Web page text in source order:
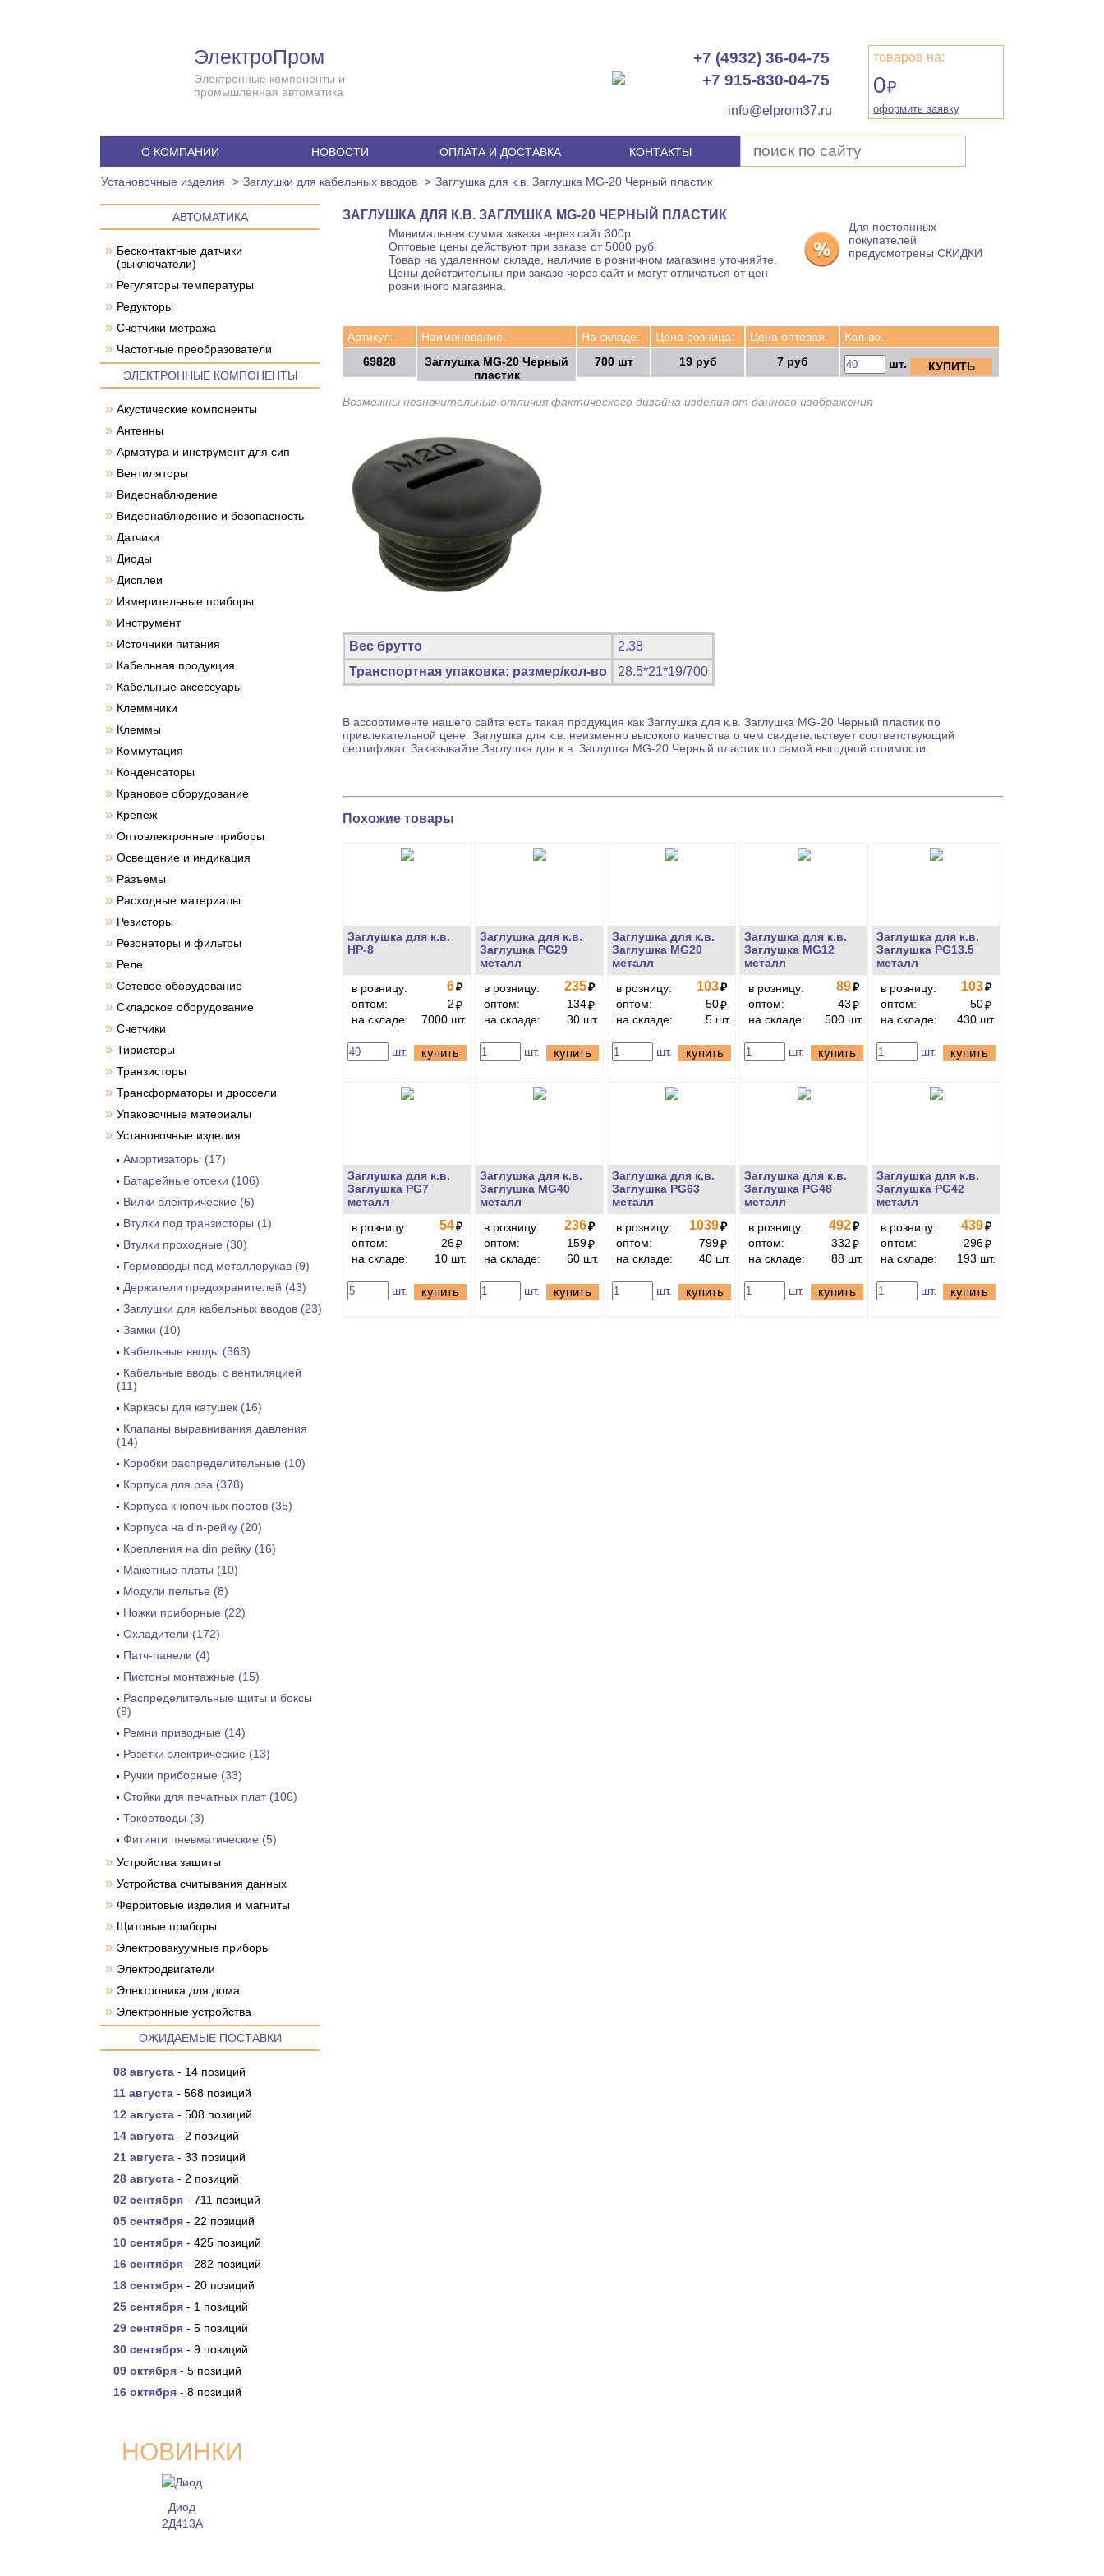
ЭлектроПром
Электронные компоненты и
промышленная автоматика
+7 (4932) 36-04-75
+7 915-830-04-75
info@elprom37.ru
товаров на:
0₽
оформить заявку
О КОМПАНИИ НОВОСТИ ОПЛАТА И ДОСТАВКА КОНТАКТЫ
Установочные изделия Заглушки для кабельных вводов Заглушка для к.в. Заглушка MG-20 Черный пластик
АВТОМАТИКА
» Бесконтактные датчики
(выключатели)
» Регуляторы температуры
» Редукторы
» Счетчики метража
» Частотные преобразователи
ЭЛЕКТРОННЫЕ КОМПОНЕНТЫ
» Акустические компоненты
» Антенны
» Арматура и инструмент для сип
» Вентиляторы
» Видеонаблюдение
» Видеонаблюдение и безопасность
» Датчики
» Диоды
» Дисплеи
» Измерительные приборы
» Инструмент
» Источники питания
» Кабельная продукция
» Кабельные аксессуары
» Клеммники
» Клеммы
» Коммутация
» Конденсаторы
» Крановое оборудование
» Крепеж
» Оптоэлектронные приборы
» Освещение и индикация
» Разъемы
» Расходные материалы
» Резисторы
» Резонаторы и фильтры
» Реле
» Сетевое оборудование
» Складское оборудование
» Счетчики
» Тиристоры
» Транзисторы
» Трансформаторы и дроссели
» Упаковочные материалы
» Установочные изделия
Амортизаторы (17)
Батарейные отсеки (106)
Вилки электрические (6)
Втулки под транзисторы (1)
Втулки проходные (30)
Гермовводы под металлорукав (9)
Держатели предохранителей (43)
Заглушки для кабельных вводов (23)
Замки (10)
Кабельные вводы (363)
Кабельные вводы с вентиляцией
(11)
Каркасы для катушек (16)
Клапаны выравнивания давления
(14)
Коробки распределительные (10)
Корпуса для рэа (378)
Корпуса кнопочных постов (35)
Корпуса на din-рейку (20)
Крепления на din рейку (16)
Макетные платы (10)
Модули пельтье (8)
Ножки приборные (22)
Охладители (172)
Патч-панели (4)
Пистоны монтажные (15)
Распределительные щиты и боксы
(9)
Ремни приводные (14)
Розетки электрические (13)
Ручки приборные (33)
Стойки для печатных плат (106)
Токоотводы (3)
Фитинги пневматические (5)
» Устройства защиты
» Устройства считывания данных
» Ферритовые изделия и магниты
» Щитовые приборы
» Электровакуумные приборы
» Электродвигатели
» Электроника для дома
» Электронные устройства
ОЖИДАЕМЫЕ ПОСТАВКИ
08 августа - 14 позиций
11 августа - 568 позиций
12 августа - 508 позиций
14 августа - 2 позиций
21 августа - 33 позиций
28 августа - 2 позиций
02 сентября - 711 позиций
05 сентября - 22 позиций
10 сентября - 425 позиций
16 сентября - 282 позиций
18 сентября - 20 позиций
25 сентября - 1 позиций
29 сентября - 5 позиций
30 сентября - 9 позиций
09 октября - 5 позиций
16 октября - 8 позиций
НОВИНКИ
Диод
2Д413А
ЗАГЛУШКА ДЛЯ К.В. ЗАГЛУШКА MG-20 ЧЕРНЫЙ ПЛАСТИК
Минимальная сумма заказа через сайт 300р.
Оптовые цены действуют при заказе от 5000 руб.
Товар на удаленном складе, наличие в розничном магазине уточняйте.
Цены действительны при заказе через сайт и могут отличаться от цен
розничного магазина.
Для постоянных
покупателей
предусмотрены СКИДКИ
Артикул:
69828
Наименование:
Заглушка MG-20 Черный
пластик
На складе:
700 шт
Цена розница:
19 руб
Цена оптовая:
7 руб
Кол-во:
шт. КУПИТЬ
Возможны незначительные отличия фактического дизайна изделия от данного изображения
Вес брутто
2.38
Транспортная упаковка: размер/кол-во
28.5*21*19/700
В ассортименте нашего сайта есть такая продукция как Заглушка для к.в. Заглушка MG-20 Черный пластик по
привлекательной цене. Заглушка для к.в. неизменно высокого качества о чем свидетельствует соответствующий
сертификат. Заказывайте Заглушка для к.в. Заглушка MG-20 Черный пластик по самой выгодной стоимости.
Похожие товары
Заглушка для к.в.
HP-8
в розницу: 6₽
оптом:
2₽
на складе:
7000 шт.
шт. купить
Заглушка для к.в.
Заглушка PG29
металл
в розницу:
235₽
оптом:
134₽
на складе:
30 шт.
шт. купить
Заглушка для к.в.
Заглушка MG20
металл
в розницу:
103₽
оптом:
50₽
на складе:
5 шт.
шт. купить
Заглушка для к.в.
Заглушка MG12
металл
в розницу:
89₽
оптом:
43₽
на складе:
500 шт.
шт. купить
Заглушка для к.в.
Заглушка PG13.5
металл
в розницу:
103₽
оптом:
50₽
на складе:
430 шт.
шт. купить
Заглушка для к.в.
Заглушка PG7
металл
в розницу:
54₽
оптом:
26₽
на складе:
10 шт.
шт. купить
Заглушка для к.в.
Заглушка MG40
металл
в розницу:
236₽
оптом:
159₽
на складе:
60 шт.
шт. купить
Заглушка для к.в.
Заглушка PG63
металл
в розницу:
1039₽
оптом:
799₽
на складе:
40 шт.
шт. купить
Заглушка для к.в.
Заглушка PG48
металл
в розницу:
492₽
оптом:
332₽
на складе:
88 шт.
шт. купить
Заглушка для к.в.
Заглушка PG42
металл
в розницу:
439₽
оптом:
296₽
на складе:
193 шт.
шт. купить